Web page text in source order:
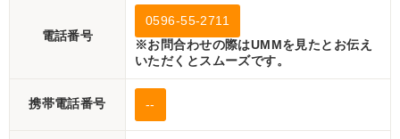
電話番号
0596-55-2711
※お問合わせの際はUMMを見たとお伝え
いただくとスムーズです。
携帯電話番号 --